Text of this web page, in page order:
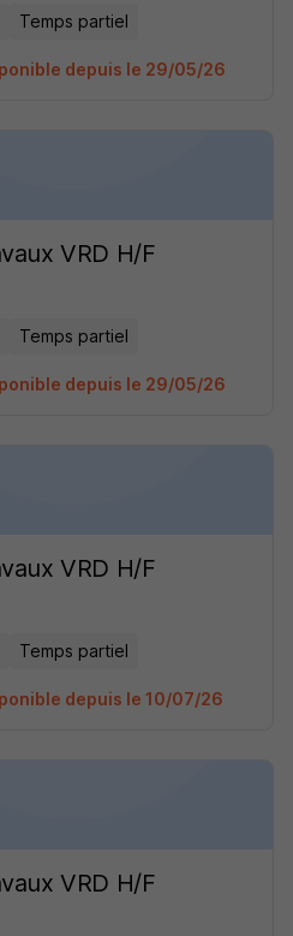
Temps partiel
depuis le 29/05/26
VRD H/F
Temps partiel
depuis le 29/05/26
VRD H/F
Temps partiel
depuis le 10/07/26
VRD H/F